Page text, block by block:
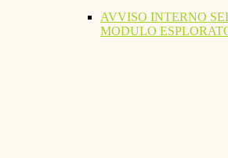
AVVISO INTERNO
MODULO